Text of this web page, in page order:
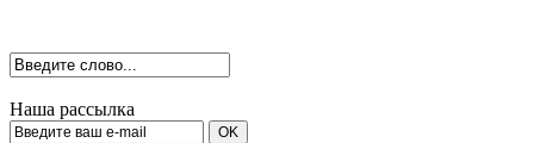
Наша рассылка